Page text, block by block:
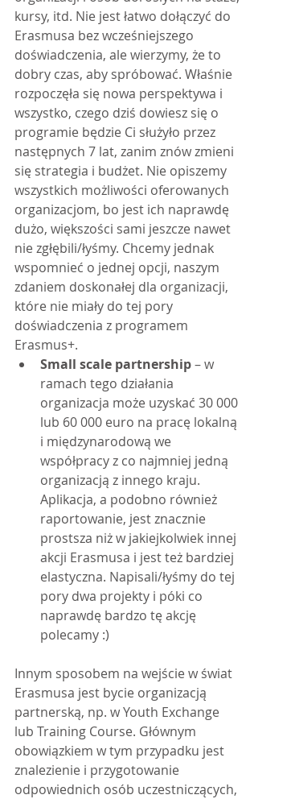
kursy, itd. Nie jest łatwo dołączyć do
Erasmusa bez wcześniejszego
doświadczenia, ale wierzymy, że to
dobry czas, aby spróbować. Właśnie
rozpoczęła się nowa perspektywa i
wszystko, czego dziś dowiesz się o
programie będzie Ci służyło przez
następnych 7 lat, zanim znów zmieni
się strategia i budżet. Nie opiszemy
wszystkich możliwości oferowanych
organizacjom, bo jest ich naprawdę
dużo, większości sami jeszcze nawet
nie zgłębili/łyśmy. Chcemy jednak
wspomnieć o jednej opcji, naszym
zdaniem doskonałej dla organizacji,
które nie miały do tej pory
doświadczenia z programem
Erasmus+.
Small scale partnership – w
ramach tego działania
organizacja może uzyskać 30 000
lub 60 000 euro na pracę lokalną
i międzynarodową we
współpracy z co najmniej jedną
organizacją z innego kraju.
Aplikacja, a podobno również
raportowanie, jest znacznie
prostsza niż w jakiejkolwiek innej
akcji Erasmusa i jest też bardziej
elastyczna. Napisali/łyśmy do tej
pory dwa projekty i póki co
naprawdę bardzo tę akcję
polecamy :)
Innym sposobem na wejście w świat
Erasmusa jest bycie organizacją
partnerską, np. w Youth Exchange
lub Training Course. Głównym
obowiązkiem w tym przypadku jest
znalezienie i przygotowanie
odpowiednich osób uczestniczących,